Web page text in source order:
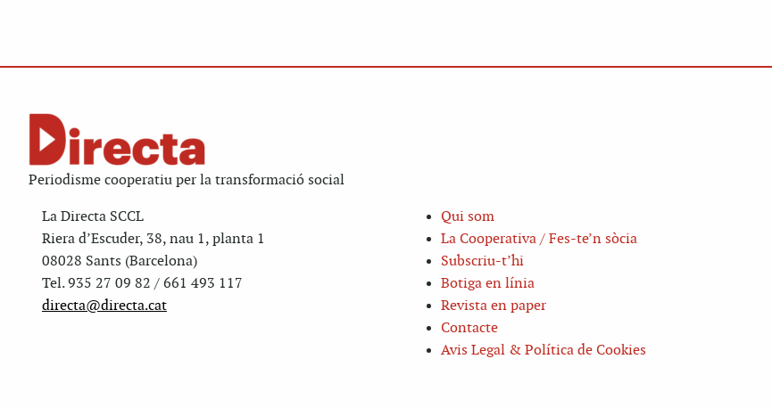
Periodisme cooperatiu per la transformació social
La Directa SCCL
Riera d’Escuder, 38, nau 1, planta 1
08028 Sants (Barcelona)
Tel. 935 27 09 82 / 661 493 117
directa@directa.cat
Qui som
La Cooperativa / Fes-te’n sòcia
Subscriu-t’hi
Botiga en línia
Revista en paper
Contacte
Avis Legal & Política de Cookies